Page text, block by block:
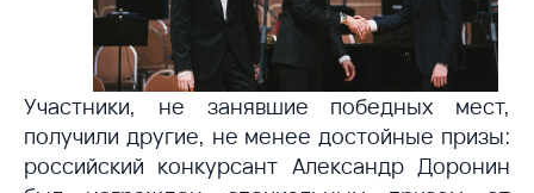
Участники, не занявшие победных мест,
получили другие, не менее достойные призы:
российский конкурсант Александр Доронин